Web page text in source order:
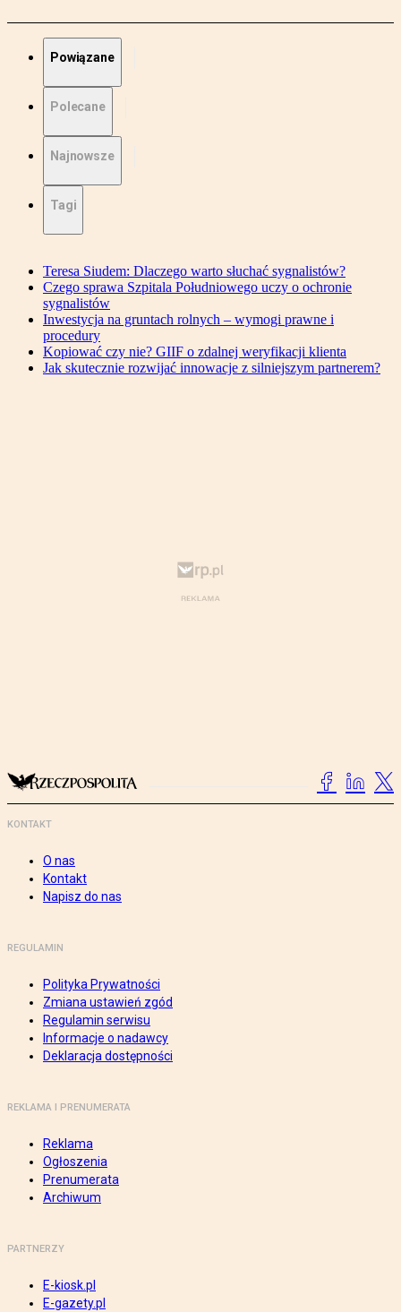
Powiązane
Polecane
Najnowsze
Tagi
Teresa Siudem: Dlaczego warto słuchać sygnalistów?
Czego sprawa Szpitala Południowego uczy o ochronie
sygnalistów
Inwestycja na gruntach rolnych – wymogi prawne i
procedury
Kopiować czy nie? GIIF o zdalnej weryfikacji klienta
Jak skutecznie rozwijać innowacje z silniejszym partnerem?
KONTAKT
O nas
Kontakt
Napisz do nas
REGULAMIN
Polityka Prywatności
Zmiana ustawień zgód
Regulamin serwisu
Informacje o nadawcy
Deklaracja dostępności
REKLAMA I PRENUMERATA
Reklama
Ogłoszenia
Prenumerata
Archiwum
PARTNERZY
E-kiosk.pl
E-gazety.pl